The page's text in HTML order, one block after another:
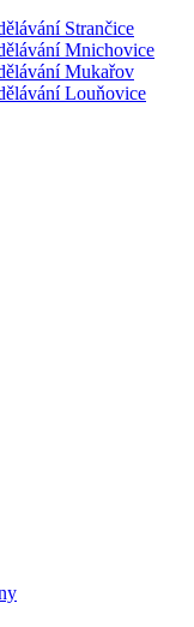
Strančice
Mnichovice
Mukařov
Louňovice